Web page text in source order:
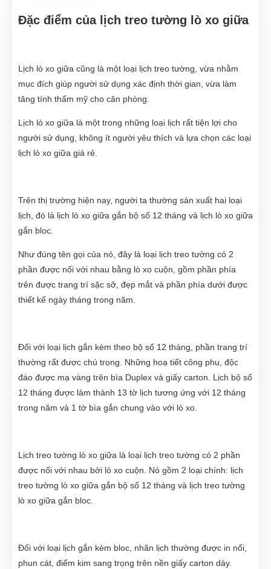
Đặc điểm của lịch treo tường lò xo giữa
Lịch lò xo giữa cũng là một loại lịch treo tường, vừa nhằm
mục đích giúp người sử dụng xác định thời gian, vừa làm
tăng tính thẩm mỹ cho căn phòng.
Lịch lò xo giữa là một trong những loại lịch rất tiện lợi cho
người sử dụng, không ít người yêu thích và lựa chọn các loại
lịch lò xo giữa giá rẻ.
Trên thị trường hiện nay, người ta thường sản xuất hai loại
lịch, đó là lịch lò xo giữa gắn bộ số 12 tháng và lịch lò xo giữa
gắn bloc.
Như đúng tên gọi của nó, đây là loại lịch treo tường có 2
phần được nối với nhau bằng lò xo cuộn, gồm phần phía
trên được trang trí sặc sỡ, đẹp mắt và phần phía dưới được
thiết kế ngày tháng trong năm.
Đối với loại lịch gắn kèm theo bộ số 12 tháng, phần trang trí
thường rất được chú trọng. Những hoạ tiết công phu, độc
đáo được mạ vàng trên bìa Duplex và giấy carton. Lịch bộ số
12 tháng được làm thành 13 tờ lịch tương ứng với 12 tháng
trong năm và 1 tờ bìa gắn chung vào với lò xo.
Lịch treo tường lò xo giữa là loại lịch treo tường có 2 phần
được nối với nhau bởi lò xo cuộn. Nó gồm 2 loại chính: lịch
treo tường lò xo giữa gắn bộ số 12 tháng và lịch treo tường
lò xo giữa gắn bloc.
Đối với loại lịch gắn kèm bloc, nhãn lịch thường được in nổi,
phun cát, điểm kim sang trọng trên nền giấy carton dày.